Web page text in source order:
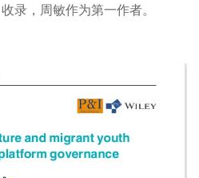
录， 周敏作为第一作者。